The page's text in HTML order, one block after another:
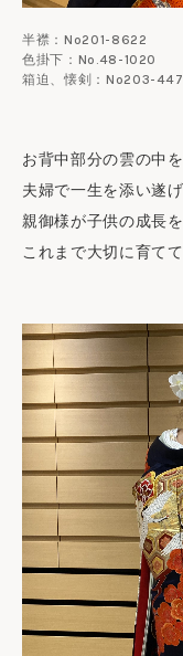
半襟：No201-8622
色掛下：No.48-1020
箱迫、懐剣：No203-
お背中部分の雲の中
夫婦で一生を添い遂
親御様が子供の成長
これまで大切に育て